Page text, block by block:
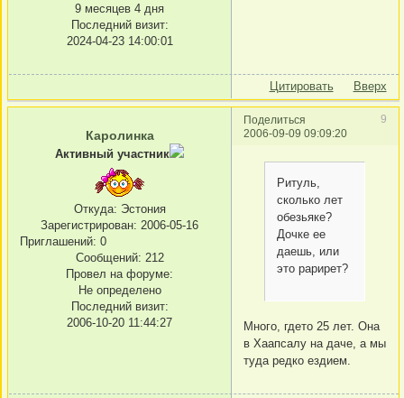
9 месяцев 4 дня
Последний визит:
2024-04-23 14:00:01
Цитировать Вверх
Поделиться
9
2006-09-09 09:09:20
Каролинка
Активный участник
Откуда: Эстония
Зарегистрирован: 2006-05-16
Приглашений: 0
Сообщений: 212
Провел на форуме:
Не определено
Последний визит:
2006-10-20 11:44:27
Ритуль,
сколько лет
обезьяке?
Дочке ее
даешь, или
это рарирет?
Много, гдето 25 лет. Она
в Хаапсалу на даче, а мы
туда редко ездием.